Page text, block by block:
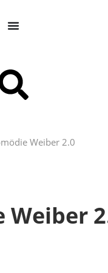
Weiber 2.0
Weiber